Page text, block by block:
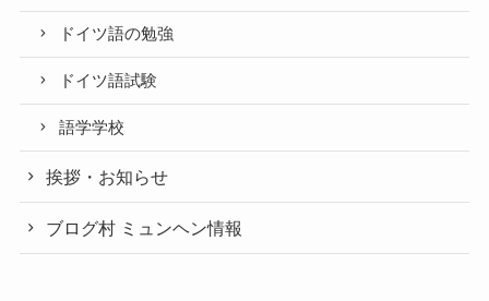
ドイツ語の勉強
ドイツ語試験
語学学校
挨拶・お知らせ
ブログ村 ミュンヘン情報